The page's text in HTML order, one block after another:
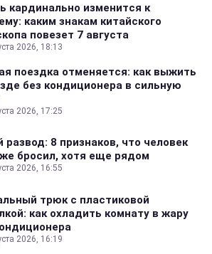
кардинально изменится к
каким знакам китайского
повезет 7 августа
2026, 18:13
поездка отменяется: как выжить
без кондиционера в сильную
2026, 17:25
развод: 8 признаков, что человек
бросил, хотя еще рядом
2026, 16:55
трюк с пластиковой
как охладить комнату в жару
2026, 16:19